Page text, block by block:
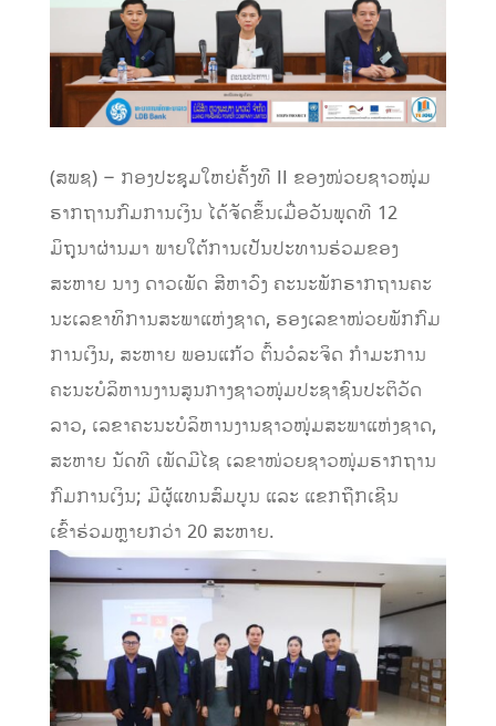
(ສພຊ) – ກອງປະຊຸມໃຫຍ່ຄັ້ງທີ II ຂອງໜ່ວຍຊາວໜຸ່ມ
ຮາກຖານກົມການເງິນ ໄດ້ຈັດຂຶ້ນເມື່ອວັນພຸດທີ 12
ມິຖຸນາຜ່ານມາ ພາຍໃຕ້ການເປັນປະທານຮ່ວມຂອງ
ສະຫາຍ ນາງ ດາວເພັດ ສີຫາວົງ ຄະນະພັກຮາກຖານຄະ
ນະເລຂາທິການສະພາແຫ່ງຊາດ, ຮອງເລຂາໜ່ວຍພັກກົມ
ການເງິນ, ສະຫາຍ ພອນແກ້ວ ຕົ້ນວໍລະຈິດ ກຳມະການ
ຄະນະບໍລິຫານງານສູນກາງຊາວໜຸ່ມປະຊາຊົນປະຕິວັດ
ລາວ, ເລຂາຄະນະບໍລິຫານງານຊາວໜຸ່ມສະພາແຫ່ງຊາດ,
ສະຫາຍ ນັດທີ ເພັດມີໄຊ ເລຂາໜ່ວຍຊາວໜຸ່ມຮາກຖານ
ກົມການເງິນ; ມີຜູ້ແທນສົມບູນ ແລະ ແຂກຖືກເຊີນ
ເຂົ້າຮ່ວມຫຼາຍກວ່າ 20 ສະຫາຍ.